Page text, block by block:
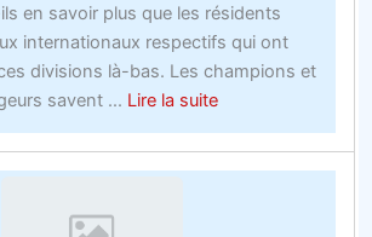
en savoir plus que les résidents
internationaux respectifs qui ont
divisions là-bas. Les champions et
savent ... Lire la suiteabout
Site
Web